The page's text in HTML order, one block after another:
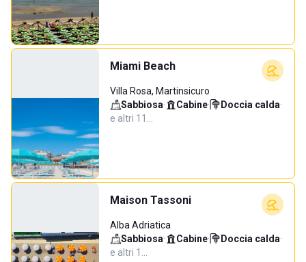
Miami Beach
Villa Rosa, Martinsicuro
Sabbiosa· Cabine· Doccia calda·
e altri 11…
Maison Tassoni
Alba Adriatica
Sabbiosa· Cabine· Doccia calda·
e altri 1…